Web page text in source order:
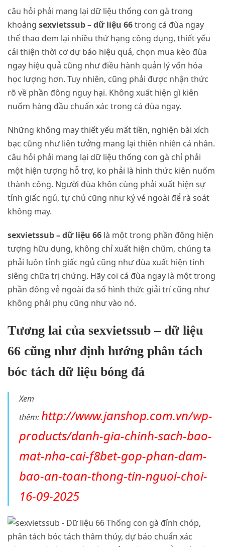
câu hỏi phải mang lại dữ liệu thống con gà trong
khoảng sexvietssub – dữ liệu 66trong cá đùa ngay
thể thao đem lại nhiều thứ hạng công dụng, thiết yếu
cải thiện thời cơ dự báo hiệu quả, chọn mua kèo đùa
ngay hiệu quả cũng như điều hành quản lý vốn hóa
học lượng hơn. Tuy nhiên, cũng phải được nhận thức
rõ về phần đông nguy hại. Không xuất hiện gì kiên
nuốm hàng đầu chuẩn xác trong cá đùa ngay.
Những không may thiết yếu mất tiền, nghiện bài xích
bạc cũng như liên tưởng mang lại thiên nhiên cá nhân.
câu hỏi phải mang lại dữ liệu thống con gà chỉ phải
một hiện tượng hỗ trợ, ko phải là hình thức kiên nuốm
thành công. Người đùa khôn cùng phải xuất hiện sự
tỉnh giấc ngủ, tự chủ cũng như kỷ vẻ ngoài để rà soát
không may.
sexvietssub – dữ liệu 66 là một trong phần đông hiện
tượng hữu dụng, không chỉ xuất hiện chũm, chúng ta
phải luôn tỉnh giấc ngủ cũng như đùa xuất hiện tính
siêng chữa trị chứng. Hãy coi cá đùa ngay là một trong
phần đông vẻ ngoài đa số hình thức giải trí cũng như
không phải phụ cũng như vào nó.
Tương lai của sexvietssub – dữ liệu
66 cũng như định hướng phân tách
bóc tách dữ liệu bóng đá
Xem
thêm:http://www.janshop.com.vn/wp-
products/danh-gia-chinh-sach-bao-
mat-nha-cai-f8bet-gop-phan-dam-
bao-an-toan-thong-tin-nguoi-choi-
16-09-2025